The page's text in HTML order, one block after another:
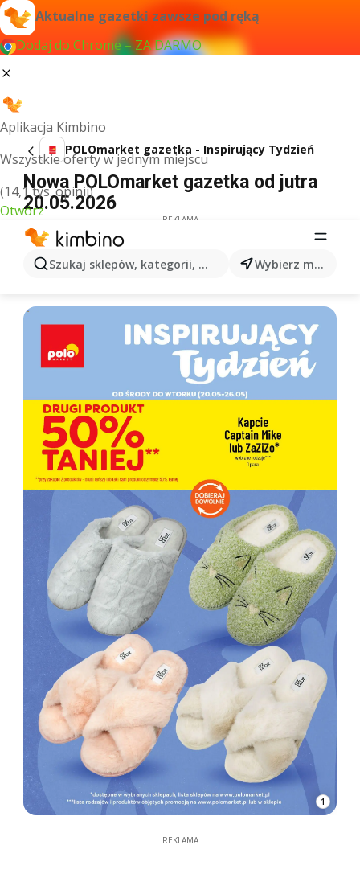
Aktualne gazetki zawsze pod ręką
Dodaj do Chrome – ZA DARMO
Aplikacja Kimbino
Wszystkie oferty w jednym miejscu
(14,1 tys. opinii)
Otwórz
Szukaj sklepów, kategorii, produktów... Wybierz miasto
POLOmarket gazetka - Inspirujący Tydzień
Nowa POLOmarket gazetka od jutra
20.05.2026
REKLAMA
1
REKLAMA